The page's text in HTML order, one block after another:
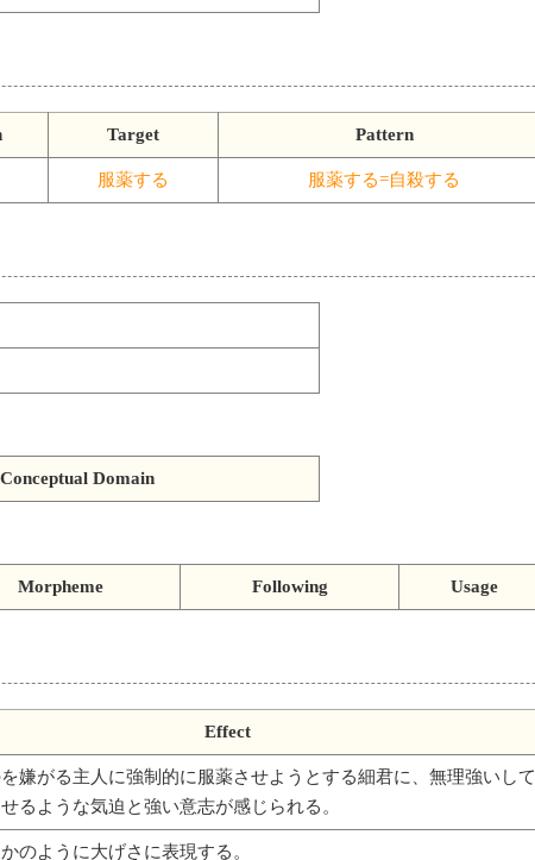
Target Pattern
服薬する 服薬する=自殺する
Conceptual Domain
Morpheme Following Usage
Effect
嫌がる主人に強制的に服薬させようとする細君に、無理強いして
るような気迫と強い意志が感じられる。
のように大げさに表現する。